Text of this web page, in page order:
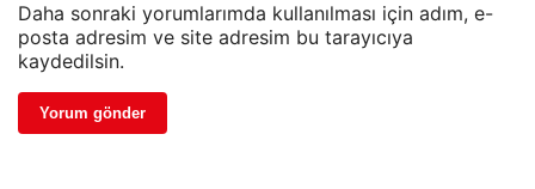
Daha sonraki yorumlarımda kullanılması için adım, e-
posta adresim ve site adresim bu tarayıcıya
kaydedilsin.